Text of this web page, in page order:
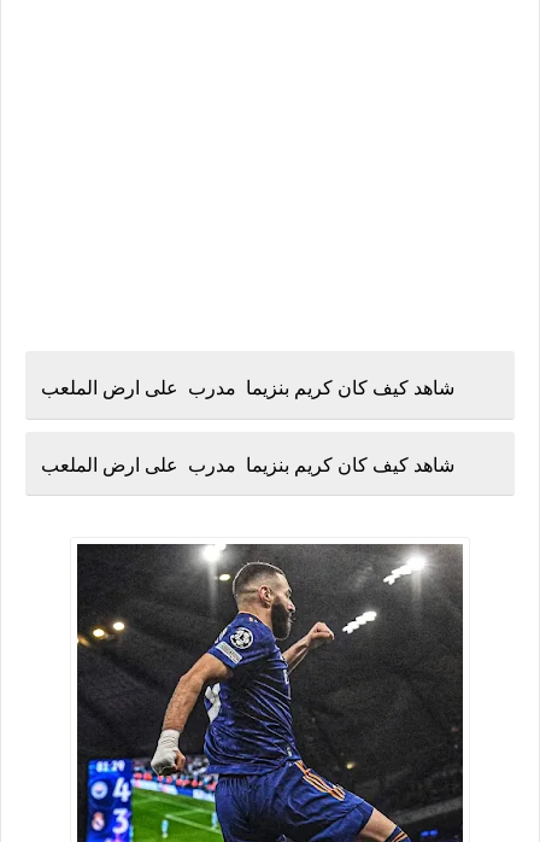
شاهد كيف كان كريم بنزيما مدرب على ارض الملعب
شاهد كيف كان كريم بنزيما مدرب على ارض الملعب